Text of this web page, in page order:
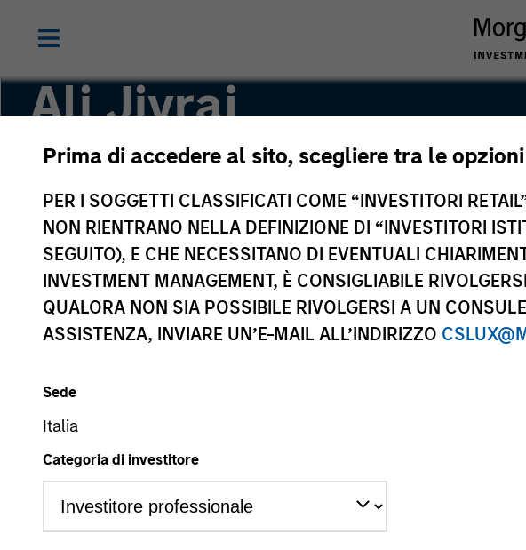
Prima di accedere al sito, scegliere tra le
PER I SOGGETTI CLASSIFICATI COME “INVESTITORI
NON RIENTRANO NELLA DEFINIZIONE DI “INVESTITORI
SEGUITO), E CHE NECESSITANO DI EVENTUALI
INVESTMENT MANAGEMENT, È CONSIGLIABILE
QUALORA NON SIA POSSIBILE RIVOLGERSI A UN
ASSISTENZA, INVIARE UN’E-MAIL ALL’INDIRIZZO
Sede
Italia
Categoria di investitore
Ali Jivraj
Investment Professional
YEARS OF INDUSTRY EXPERIENCE
Years